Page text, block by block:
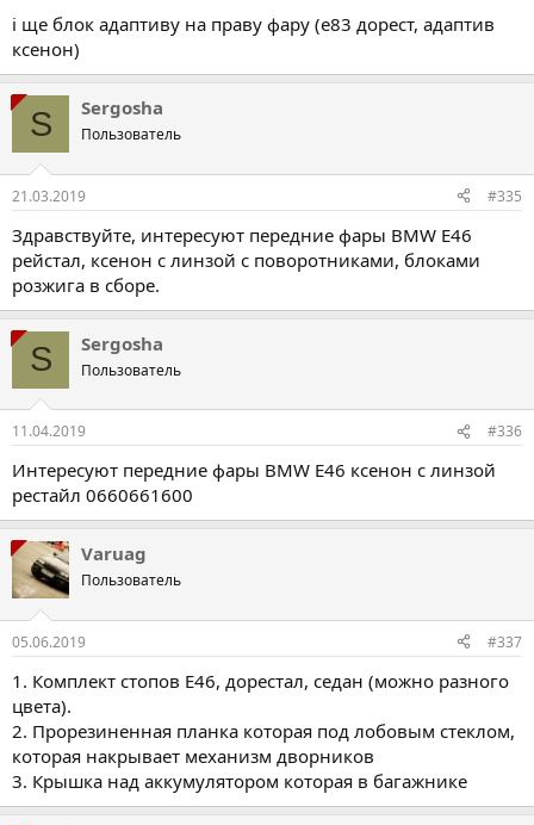
і ще блок адаптиву на праву фару (е83 дорест, адаптив
ксенон)
S Sergosha
Пользователь
21.03.2019 #335
Здравствуйте, интересуют передние фары BMW E46
рейстал, ксенон с линзой с поворотниками, блоками
розжига в сборе.
S Sergosha
Пользователь
11.04.2019 #336
Интересуют передние фары BMW E46 ксенон с линзой
рестайл 0660661600
Varuag
Пользователь
05.06.2019 #337
1. Комплект стопов E46, дорестал, седан (можно разного
цвета).
2. Прорезиненная планка которая под лобовым стеклом,
которая накрывает механизм дворников
3. Крышка над аккумулятором которая в багажнике